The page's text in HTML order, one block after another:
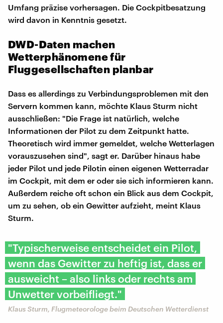
Umfang präzise vorhersagen. Die Cockpitbesatzung
wird davon in Kenntnis gesetzt.
DWD-Daten machen
Wetterphänomene für
Fluggesellschaften planbar
Dass es allerdings zu Verbindungsproblemen mit den
Servern kommen kann, möchte Klaus Sturm nicht
ausschließen: "Die Frage ist natürlich, welche
Informationen der Pilot zu dem Zeitpunkt hatte.
Theoretisch wird immer gemeldet, welche Wetterlagen
vorauszusehen sind", sagt er. Darüber hinaus habe
jeder Pilot und jede Pilotin einen eigenen Wetterradar
im Cockpit, mit dem er oder sie sich informieren kann.
Außerdem reiche oft schon ein Blick aus dem Cockpit,
um zu sehen, ob ein Gewitter aufzieht, meint Klaus
Sturm.
"Typischerweise entscheidet ein Pilot,
wenn das Gewitter zu heftig ist, dass er
ausweicht – also links oder rechts am
Unwetter vorbeifliegt."
Klaus Sturm, Flugmeteorologe beim Deutschen Wetterdienst